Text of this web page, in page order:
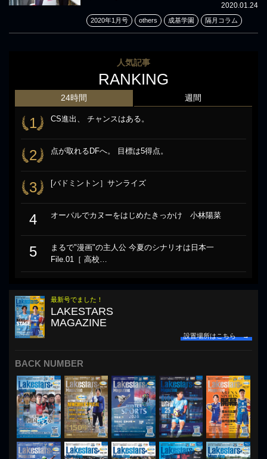
2020.01.24
2020年1月号 others 成基学園 隔月コラム
人気記事
RANKING
24時間
1 CS進出、 チャンスはある。
2 点が取れるDFへ。 目標は5得点。
3 [バドミントン］サンライズ
4 オーパルでカヌーをはじめたきっかけ 小林陽菜
5
まるで"漫画"の主人公 今夏のシナリオは日本一
File.01［ 高校…
週間
最新号でました！
LAKESTARS
MAGAZINE
設置場所はこちら →
BACK NUMBER